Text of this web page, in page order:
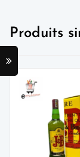
Produits